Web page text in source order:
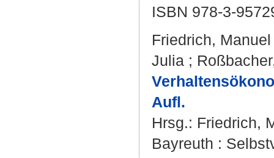
ISBN 978-3-
Friedrich, Manuel
Julia ;
Aufl.
Hrsg.: Friedrich,
Bayreuth :